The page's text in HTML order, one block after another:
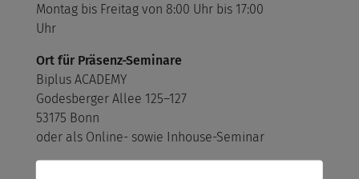
Montag bis Freitag von 8:00 Uhr bis 17:00
Uhr
Ort für Präsenz-Seminare
Biplus ACADEMY
Godesberger Allee 125–127
53175 Bonn
oder als Online- sowie Inhouse-Seminar